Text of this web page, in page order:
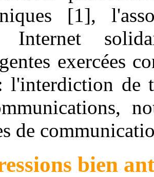
[1],
Internet
exercées
l'interdiction de
de
bien